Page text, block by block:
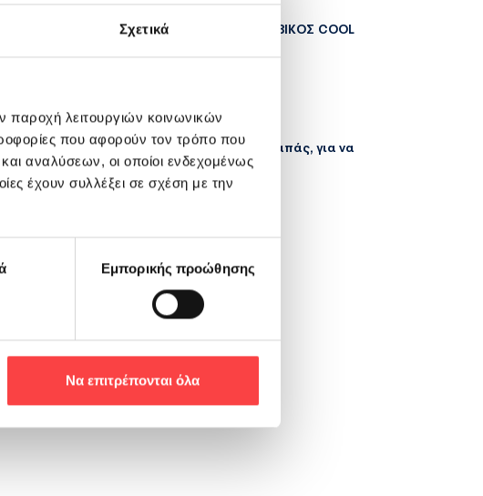
Σχετικά
παροχή λειτουργιών κοινωνικών
που αφορούν τον τρόπο που
αναλύσεων, οι οποίοι ενδεχομένως
έχουν συλλέξει σε σχέση με την
Εμπορικής προώθησης
Να επιτρέπονται όλα
χαρακτήρα και urban αισθητική, τα ΒΙΚΟΣ COOL
να έχεις πάντα μαζί σου τη γεύση που αγαπάς, για να
ανθρώπους σου.